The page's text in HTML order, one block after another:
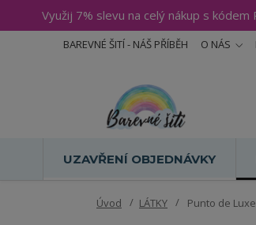
Využij 7% slevu na celý nákup s
BAREVNÉ ŠITÍ - NÁŠ PŘÍBĚH O NÁS
UZAVŘENÍ OBJEDNÁVKY
Úvod LÁTKY Punto de Luxe